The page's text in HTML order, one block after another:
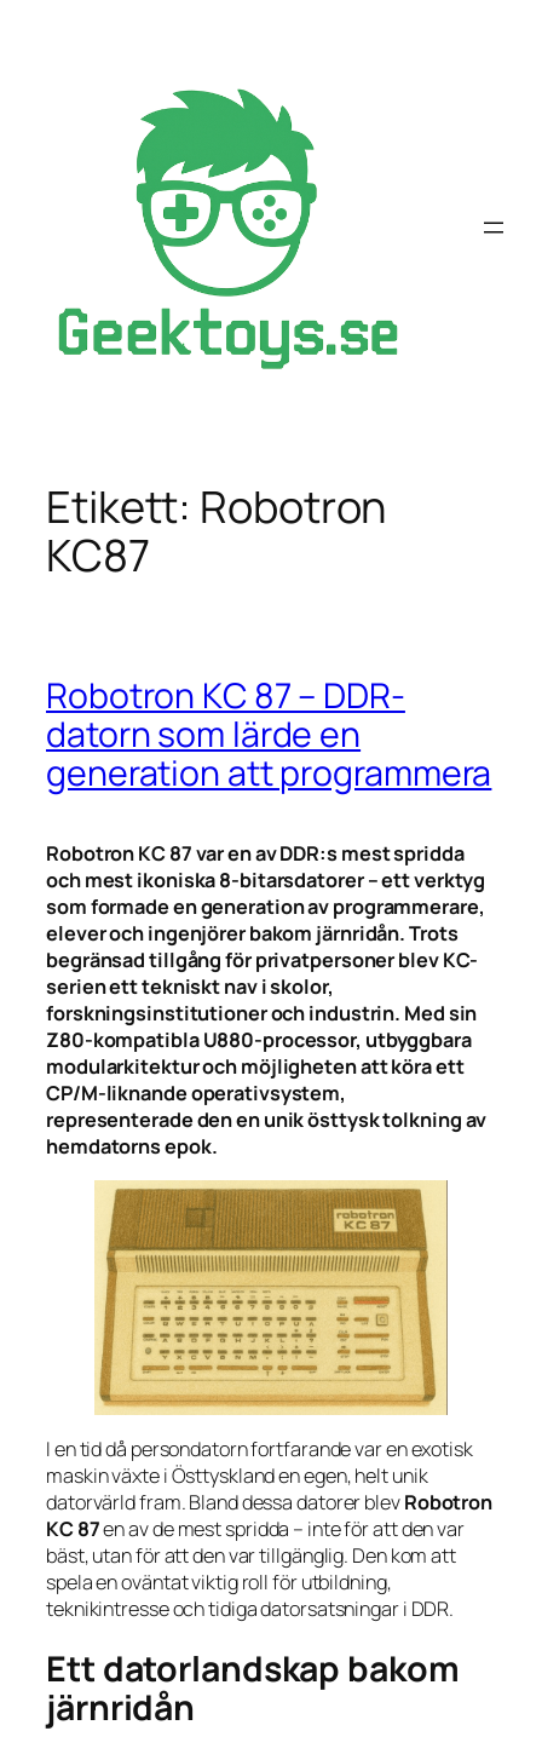
Etikett: Robotron
KC87
Robotron KC 87 – DDR-
datorn som lärde en
generation att programmera
Robotron KC 87 var en av DDR:s mest spridda
och mest ikoniska 8-bitarsdatorer – ett verktyg
som formade en generation av programmerare,
elever och ingenjörer bakom järnridån. Trots
begränsad tillgång för privatpersoner blev KC-
serien ett tekniskt nav i skolor,
forskningsinstitutioner och industrin. Med sin
Z80-kompatibla U880-processor, utbyggbara
modularkitektur och möjligheten att köra ett
CP/M-liknande operativsystem,
representerade den en unik östtysk tolkning av
hemdatorns epok.
I en tid då persondatorn fortfarande var en exotisk
maskin växte i Östtyskland en egen, helt unik
datorvärld fram. Bland dessa datorer blevRobotron
KC 87en av de mest spridda – inte för att den var
bäst, utan för att den vartillgänglig. Den kom att
spela en oväntat viktig roll för utbildning,
teknikintresse och tidiga datorsatsningar i DDR.
Ett datorlandskap bakom
järnridån